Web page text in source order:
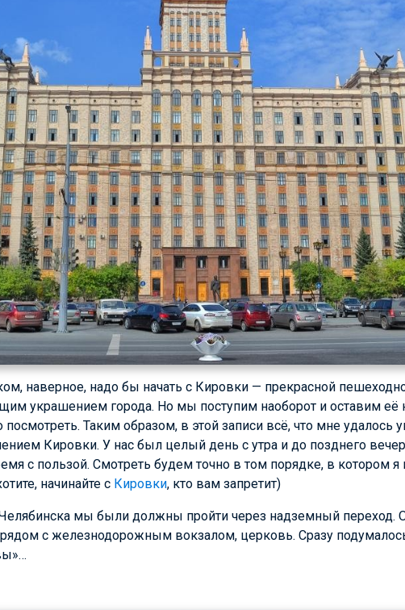
наверное, надо бы начать с Кировки — прекрасной
украшением города. Но мы поступим наоборот и оставим её
посмотреть. Таким образом, в этой записи всё, что мне удалось
Кировки. У нас был целый день с утра и до позднего
с пользой. Смотреть будем точно в том порядке, в котором я
начинайте с Кировки, кто вам запретит)
мы были должны пройти через надземный переход.
с железнодорожным вокзалом, церковь. Сразу